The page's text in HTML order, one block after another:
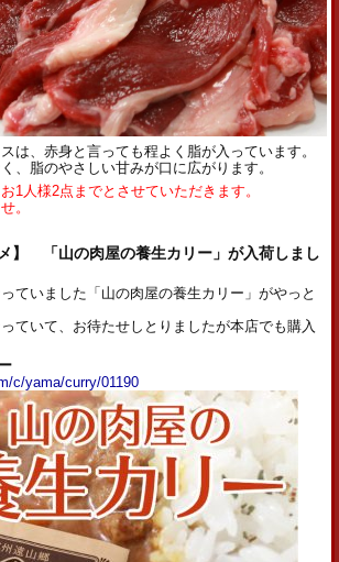
は、赤身と言っても程よく脂が入っています。
、脂のやさしい甘みが口に広がります。
1人様2点までとさせていただきます。
。
メ】 「山の肉屋の養生カリー」が入荷しまし
ていました「山の肉屋の養生カリー」がやっと
ていて、お待たせしとりましたが本店でも購入
c/yama/curry/01190